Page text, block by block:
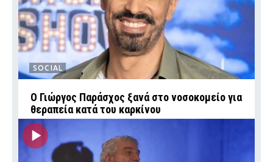
SOCIAL
O Γιώργος Παράσχος ξανά στο νοσοκομείο για
θεραπεία κατά του καρκίνου